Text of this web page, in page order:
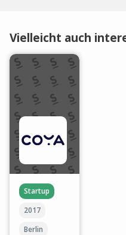
Vielleicht auch
Startup
2017
Berlin